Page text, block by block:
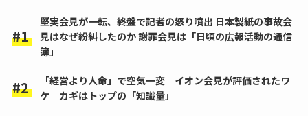
堅実会見が一転、終盤で記者の怒り噴出 日本製紙の事故会
見はなぜ紛糾したのか 謝罪会見は「日頃の広報活動の通信
簿」
「経営より人命」で空気一変 イオン会見が評価されたワ
ケ カギはトップの「知識量」